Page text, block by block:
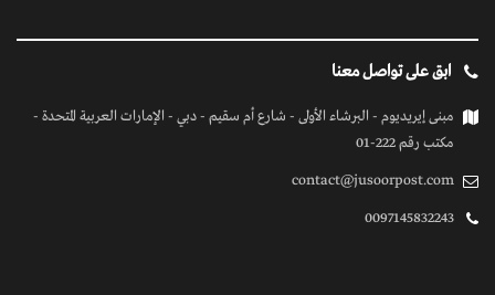
ابق على تواصل معنا
مبنى إيريديوم - البرشاء الأولى - شارع أم سقيم - دبي - الإمارات العربية المتحدة -
مكتب رقم 222-01
contact@jusoorpost.com
0097145832243